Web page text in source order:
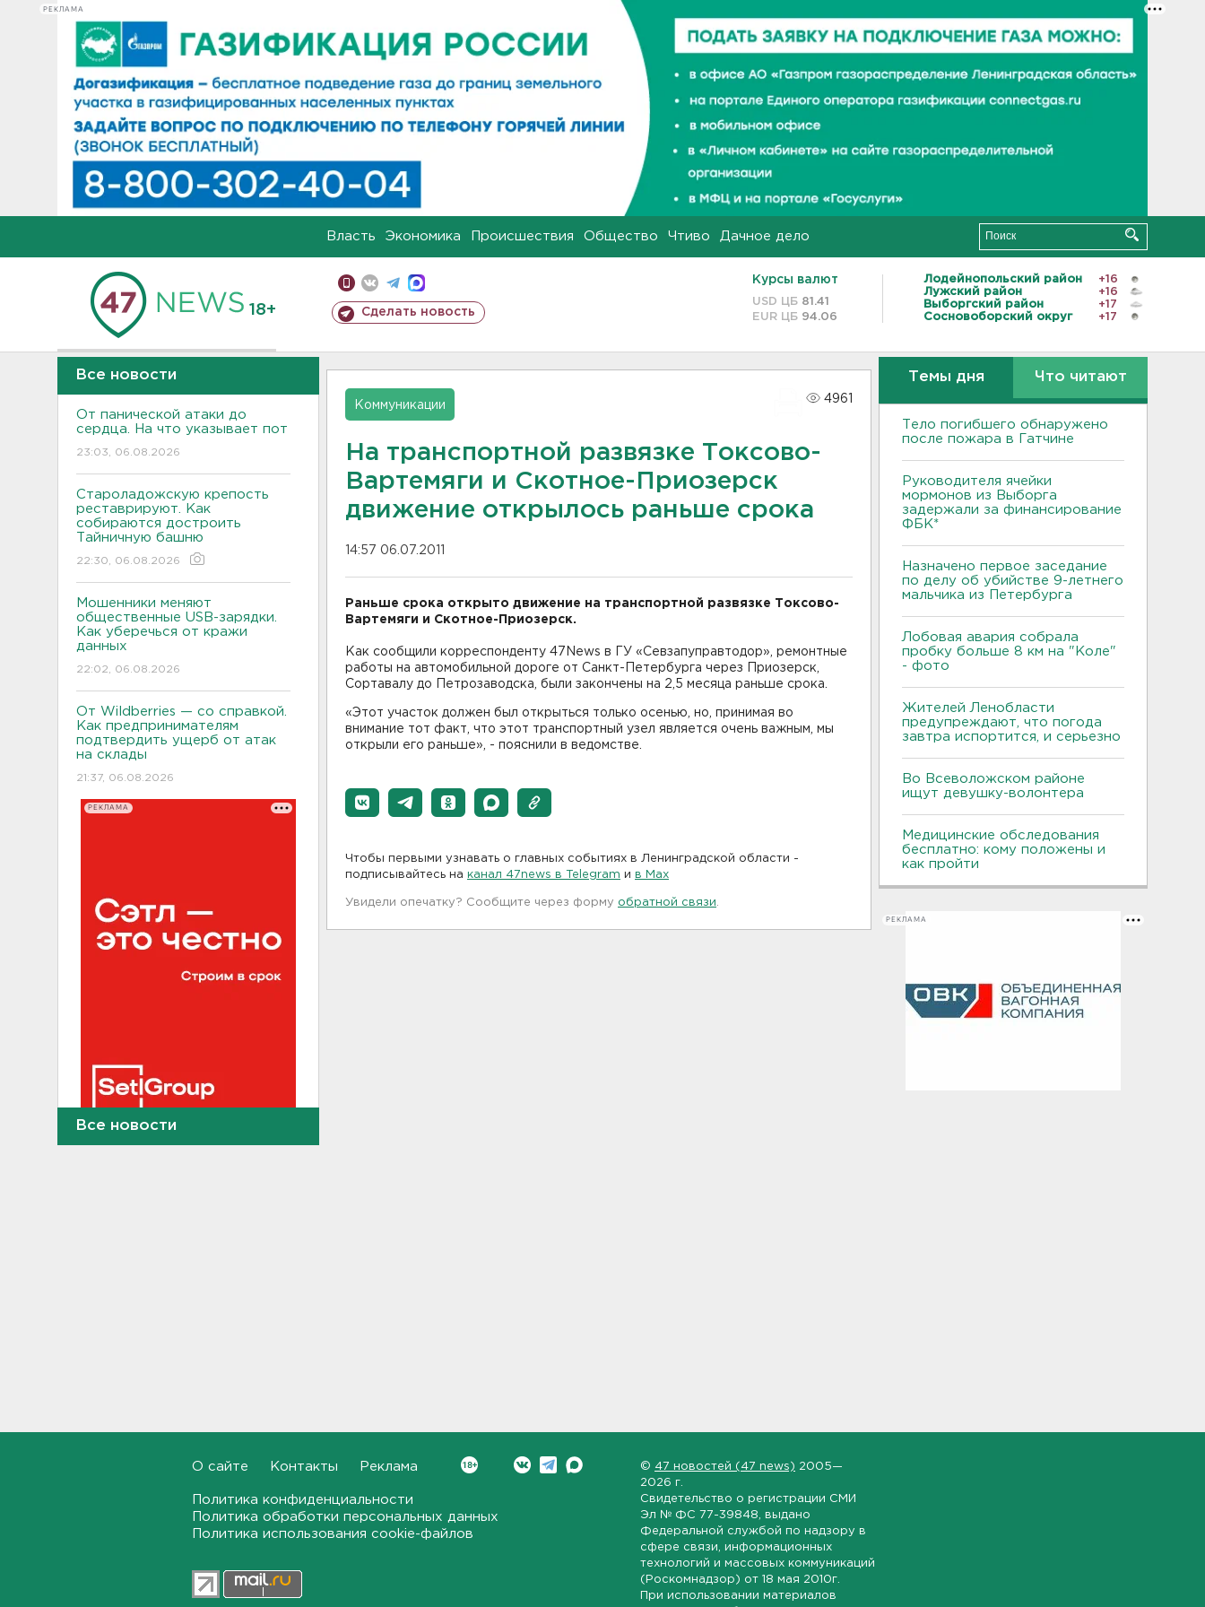
РЕКЛАМА
Власть Экономика Происшествия Общество Чтиво Дачное дело
18+ Сделать новость
Курсы валют
USD ЦБ 81.41
EUR ЦБ 94.06
Лодейнопольский район
+16
Лужский район
+16
Выборгский район
+17
Сосновоборский округ
+17
Все новости
От панической атаки до
сердца. На что указывает пот
23:03, 06.08.2026
Староладожскую крепость
реставрируют. Как
собираются достроить
Тайничную башню
22:30, 06.08.2026
Мошенники меняют
общественные USB-зарядки.
Как уберечься от кражи
данных
22:02, 06.08.2026
От Wildberries — со справкой.
Как предпринимателям
подтвердить ущерб от атак
на склады
21:37, 06.08.2026
РЕКЛАМА
Стало известно, во сколько
обойдется собрать ребенка в
могильник эпохи неолита
Все новости
Коммуникации
4961
На транспортной развязке Токсово-
Вартемяги и Скотное-Приозерск
движение открылось раньше срока
14:57 06.07.2011
Раньше срока открыто движение на транспортной развязке Токсово-
Вартемяги и Скотное-Приозерск.
Как сообщили корреспонденту 47News в ГУ «Севзапуправтодор», ремонтные
работы на автомобильной дороге от Санкт-Петербурга через Приозерск,
Сортавалу до Петрозаводска, были закончены на 2,5 месяца раньше срока.
«Этот участок должен был открыться только осенью, но, принимая во
внимание тот факт, что этот транспортный узел является очень важным, мы
открыли его раньше», - пояснили в ведомстве.
Чтобы первыми узнавать о главных событиях в Ленинградской области -
подписывайтесь на канал 47news в Telegram и в Maх
Увидели опечатку? Сообщите через форму обратной связи
Темы дня Что читают
Тело погибшего обнаружено
после пожара в Гатчине
Руководителя ячейки
мормонов из Выборга
задержали за финансирование
ФБК*
Назначено первое заседание
по делу об убийстве 9-летнего
мальчика из Петербурга
Лобовая авария собрала
пробку больше 8 км на "Коле"
- фото
Жителей Ленобласти
предупреждают, что погода
завтра испортится, и серьезно
Во Всеволожском районе
ищут девушку-волонтера
Медицинские обследования
бесплатно: кому положены и
как пройти
РЕКЛАМА
О сайте Контакты Реклама
Политика конфиденциальности
Политика обработки персональных данных
Политика использования cookie-файлов
© 47 новостей (47 news) 2005—
2026 г.
Свидетельство о регистрации СМИ
Эл № ФС 77-39848 , выдано
Федеральной службой по надзору в
сфере связи, информационных
технологий и массовых коммуникаций
(Роскомнадзор) от 18 мая 2010г.
При использовании материалов